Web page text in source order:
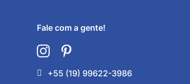
Fale com a gente!
+55 (19) 99622-3986